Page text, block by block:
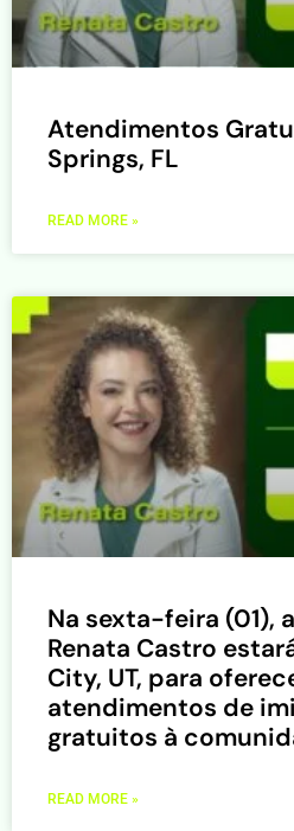
Atendimentos
Springs, FL
READ MORE »
Na sexta-feira (01),
Renata Castro
City, UT, para
atendimentos de
gratuitos à
READ MORE »